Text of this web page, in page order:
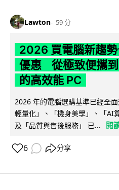
Lawton 59 分
2026 買電腦新趨
優惠 從極致便攜
的高效能 PC
2026 年的電腦選購基準已經全
輕量化」、「機身美學」、「AI
及「品質與售後服務」 已...
閱
6 分享